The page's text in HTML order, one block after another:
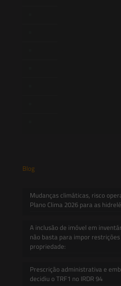
Blog
Mudanças climáticas, risco
Plano Clima 2026 para as
A inclusão de imóvel em
não basta para impor
propriedade:
Prescrição administrativa e
decidiu o TRF1 no IRDR 94